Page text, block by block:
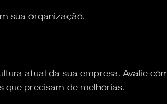
sua organização.
atual da sua empresa. Avalie
que precisam de melhorias.